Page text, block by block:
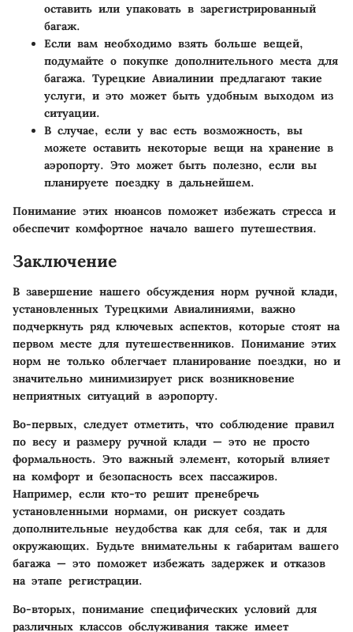
оставить или упаковать в зарегистрированный
багаж.
Если вам необходимо взять больше вещей,
подумайте о покупке дополнительного места для
багажа. Турецкие Авиалинии предлагают такие
услуги, и это может быть удобным выходом из
ситуации.
В случае, если у вас есть возможность, вы
можете оставить некоторые вещи на хранение в
аэропорту. Это может быть полезно, если вы
планируете поездку в дальнейшем.
Понимание этих нюансов поможет избежать стресса и
обеспечит комфортное начало вашего путешествия.
Заключение
В завершение нашего обсуждения норм ручной клади,
установленных Турецкими Авиалиниями, важно
подчеркнуть ряд ключевых аспектов, которые стоят на
первом месте для путешественников. Понимание этих
норм не только облегчает планирование поездки, но и
значительно минимизирует риск возникновение
неприятных ситуаций в аэропорту.
Во-первых, следует отметить, что соблюдение правил
по весу и размеру ручной клади — это не просто
формальность. Это важный элемент, который влияет
на комфорт и безопасность всех пассажиров.
Например, если кто-то решит пренебречь
установленными нормами, он рискует создать
дополнительные неудобства как для себя, так и для
окружающих. Будьте внимательны к габаритам вашего
багажа— это поможет избежать задержек и отказов
на этапе регистрации.
Во-вторых, понимание специфических условий для
различных классов обслуживания также имеет